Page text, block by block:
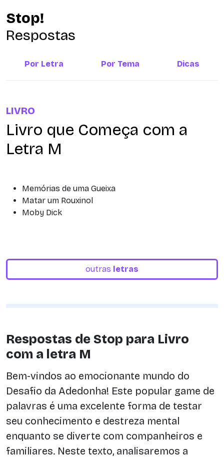
Stop!
Respostas
Por Letra Por Tema Dicas
LIVRO
Livro que Começa com a
Letra M
Memórias de uma Gueixa
Matar um Rouxinol
Moby Dick
outras letras
Respostas de Stop para Livro
com a letra M
Bem-vindos ao emocionante mundo do
Desafio da Adedonha! Este popular game de
palavras é uma excelente forma de testar
seu conhecimento e destreza mental
enquanto se diverte com companheiros e
familiares. Neste texto, analisaremos a